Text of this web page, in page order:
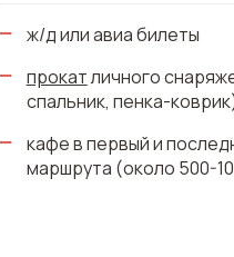
ж/д или авиа билеты
прокатличного
спальник, пенка-
кафе в первый и
маршрута (около 500-